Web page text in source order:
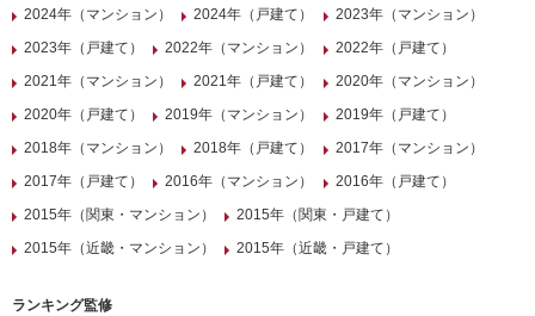
2024年（マンション）
2024年（戸建て）
2023年（マンション）
2023年（戸建て）
2022年（マンション）
2022年（戸建て）
2021年（マンション）
2021年（戸建て）
2020年（マンション）
2020年（戸建て）
2019年（マンション）
2019年（戸建て）
2018年（マンション）
2018年（戸建て）
2017年（マンション）
2017年（戸建て）
2016年（マンション）
2016年（戸建て）
2015年（関東・マンション）
2015年（関東・戸建て）
2015年（近畿・マンション）
2015年（近畿・戸建て）
ランキング監修